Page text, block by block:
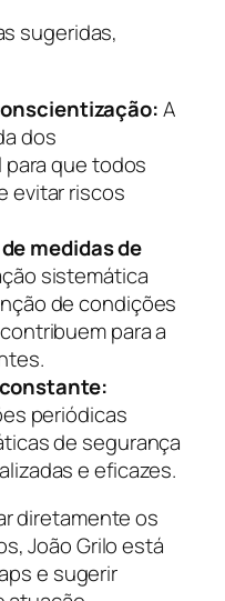
sugeridas,
A
dos
que todos
evitar riscos
medidas de
sistemática
de condições
para a
periódicas
de segurança
e eficazes.
diretamente os
João Grilo está
e sugerir